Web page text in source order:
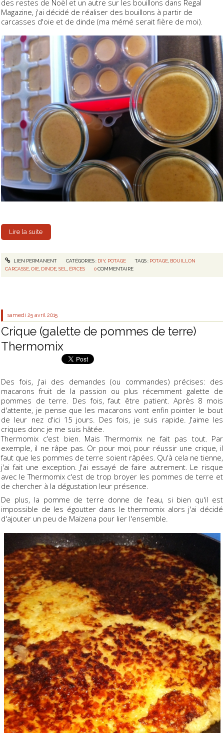
des restes de Noël et un autre sur les bouillons dans Regal
Magazine, j'ai décidé de réaliser des bouillons à partir de
carcasses d'oie et de dinde (ma mémé serait fière de moi).
Lire la suite
LIEN PERMANENT CATÉGORIES : DIY, POTAGE TAGS : POTAGE BOUILLON
CARCASSE ,OIE DINDE ,SEL ÉPICES 0 COMMENTAIRE
samedi 25 avril 2015
Crique (galette de pommes de terre)
Thermomix
Des fois, j'ai des demandes (ou commandes) précises: des
macarons fruit de la passion ou plus récemment galette de
pommes de terre. Des fois, faut être patient. Après 8 mois
d'attente, je pense que les macarons vont enfin pointer le bout
de leur nez d'ici 15 jours. Des fois, je suis rapide. J'aime les
criques donc je me suis hâtée.
Thermomix c'est bien. Mais Thermomix ne fait pas tout. Par
exemple, il ne râpe pas. Or pour moi, pour réussir une crique, il
faut que les pommes de terre soient râpées. Qu'à cela ne tienne,
j'ai fait une exception. J'ai essayé de faire autrement. Le risque
avec le Thermomix c'est de trop broyer les pommes de terre et
de chercher à la dégustation leur présence.
De plus, la pomme de terre donne de l'eau, si bien qu'il est
impossible de les égoutter dans le thermomix alors j'ai décidé
d'ajouter un peu de Maïzena pour lier l'ensemble.